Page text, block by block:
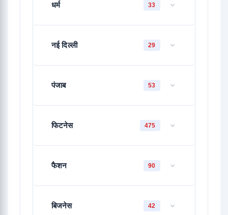
धर्म 33
नई दिल्ली 29
पंजाब 53
फिटनेस 475
फैशन 90
बिजनेस 42